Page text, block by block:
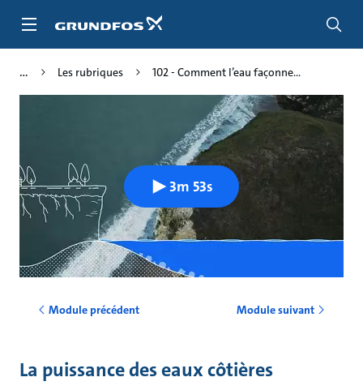
Les rubriques 102 - Comment l’eau façonne...
3m 53s
Module précédent Module suivant
La puissance des eaux côtières